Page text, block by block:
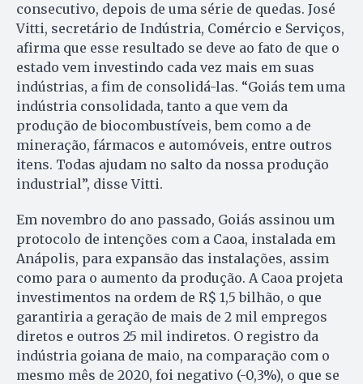
consecutivo, depois de uma série de quedas. José
Vitti, secretário de Indústria, Comércio e Serviços,
afirma que esse resultado se deve ao fato de que o
estado vem investindo cada vez mais em suas
indústrias, a fim de consolidá-las. “Goiás tem uma
indústria consolidada, tanto a que vem da
produção de biocombustíveis, bem como a de
mineração, fármacos e automóveis, entre outros
itens. Todas ajudam no salto da nossa produção
industrial”, disse Vitti.
Em novembro do ano passado, Goiás assinou um
protocolo de intenções com a Caoa, instalada em
Anápolis, para expansão das instalações, assim
como para o aumento da produção. A Caoa projeta
investimentos na ordem de R$ 1,5 bilhão, o que
garantiria a geração de mais de 2 mil empregos
diretos e outros 25 mil indiretos. O registro da
indústria goiana de maio, na comparação com o
mesmo mês de 2020, foi negativo (-0,3%), o que se